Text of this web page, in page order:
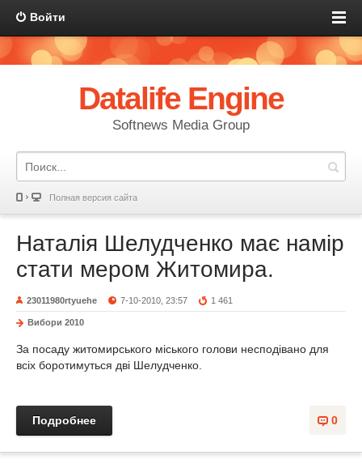
Войти
Datalife Engine
Softnews Media Group
Полная версия сайта
Наталія Шелудченко має намір
стати мером Житомира.
23011980rtyuehe 7-10-2010, 23:57 1 461
Вибори 2010
За посаду житомирського міського голови несподівано для
всіх боротимуться дві Шелудченко.
0
Подробнее